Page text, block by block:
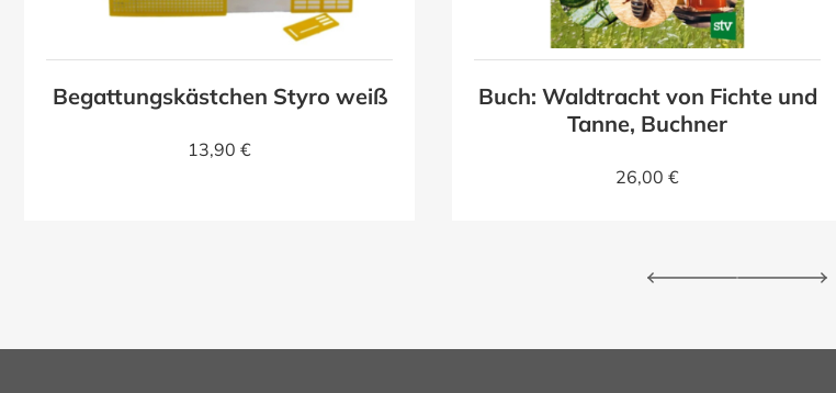
Begattungskästchen Styro weiß
13,90 €
Buch: Waldtracht von Fichte und
Tanne, Buchner
26,00 €